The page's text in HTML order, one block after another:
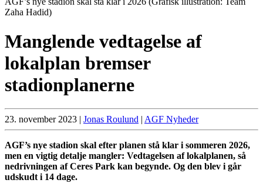
Zaha Hadid)
Manglende vedtagelse af
lokalplan bremser
stadionplanerne
23. november 2023 | Jonas Roulund | AGF Nyheder
AGF’s nye stadion skal efter planen stå klar i sommeren 2026,
men en vigtig detalje mangler: Vedtagelsen af lokalplanen, så
nedrivningen af Ceres Park kan begynde. Og den blev i går
udskudt i 14 dage.